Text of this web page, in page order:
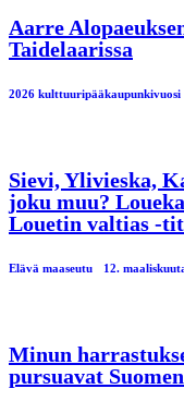
Aarre
Taidelaarissa
2026 kulttuuripääkaupunkivuosi
Sievi, Ylivieska,
joku muu?
Louetin valtias -
Elävä maaseutu 12.
Minun
pursuavat